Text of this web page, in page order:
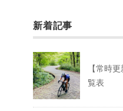
新着記事
【常時
覧表